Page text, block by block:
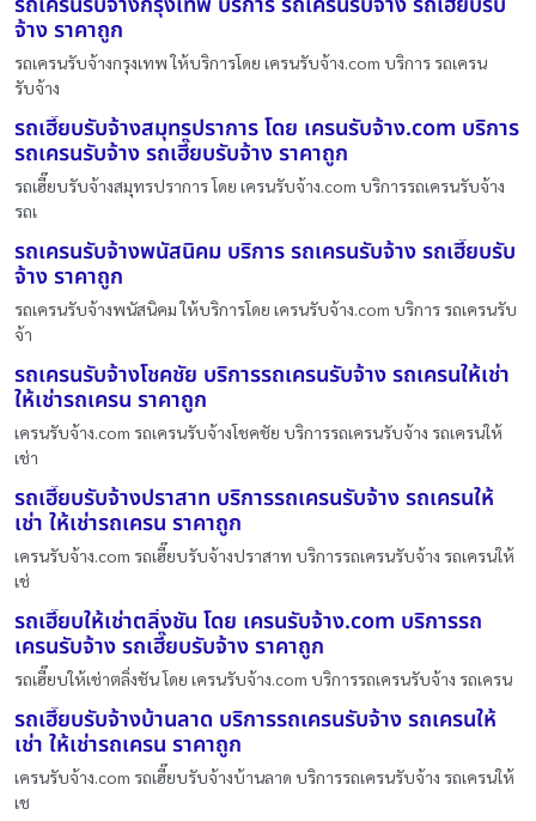
จ้าง ราคาถูก
รถเครนรับจ้างกรุงเทพ ให้บริการโดย เครนรับจ้าง.com บริการ รถเครน
รับจ้าง
รถเฮี๊ยบรับจ้างสมุทรปราการ โดย เครนรับจ้าง.com บริการ
รถเครนรับจ้าง รถเฮี๊ยบรับจ้าง ราคาถูก
รถเฮี๊ยบรับจ้างสมุทรปราการ โดย เครนรับจ้าง.com บริการรถเครนรับจ้าง
รถเ
รถเครนรับจ้างพนัสนิคม บริการ รถเครนรับจ้าง รถเฮี๊ยบรับ
จ้าง ราคาถูก
รถเครนรับจ้างพนัสนิคม ให้บริการโดย เครนรับจ้าง.com บริการ รถเครนรับ
จ้า
รถเครนรับจ้างโชคชัย บริการรถเครนรับจ้าง รถเครนให้เช่า
ให้เช่ารถเครน ราคาถูก
เครนรับจ้าง.com รถเครนรับจ้างโชคชัย บริการรถเครนรับจ้าง รถเครนให้
เช่า
รถเฮี๊ยบรับจ้างปราสาท บริการรถเครนรับจ้าง รถเครนให้
เช่า ให้เช่ารถเครน ราคาถูก
เครนรับจ้าง.com รถเฮี๊ยบรับจ้างปราสาท บริการรถเครนรับจ้าง รถเครนให้
เช่
รถเฮี๊ยบให้เช่าตลิ่งชัน โดย เครนรับจ้าง.com บริการรถ
เครนรับจ้าง รถเฮี๊ยบรับจ้าง ราคาถูก
รถเฮี๊ยบให้เช่าตลิ่งชัน โดย เครนรับจ้าง.com บริการรถเครนรับจ้าง รถเครน
รถเฮี๊ยบรับจ้างบ้านลาด บริการรถเครนรับจ้าง รถเครนให้
เช่า ให้เช่ารถเครน ราคาถูก
เครนรับจ้าง.com รถเฮี๊ยบรับจ้างบ้านลาด บริการรถเครนรับจ้าง รถเครนให้
เช